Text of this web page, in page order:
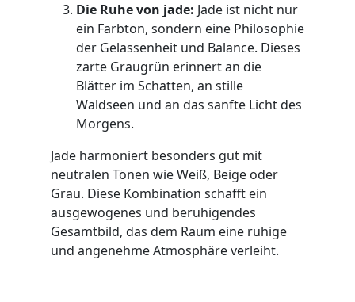
Die Ruhe von jade: Jade ist nicht nur
ein Farbton, sondern eine Philosophie
der Gelassenheit und Balance. Dieses
zarte Graugrün erinnert an die
Blätter im Schatten, an stille
Waldseen und an das sanfte Licht des
Morgens.
Jade harmoniert besonders gut mit
neutralen Tönen wie Weiß, Beige oder
Grau. Diese Kombination schafft ein
ausgewogenes und beruhigendes
Gesamtbild, das dem Raum eine ruhige
und angenehme Atmosphäre verleiht.